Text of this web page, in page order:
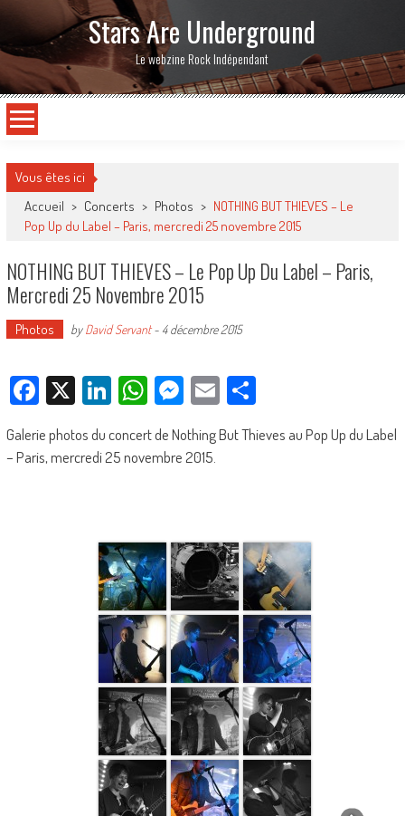
Stars Are Underground
Le webzine Rock Indépendant
Vous êtes ici
Accueil > Concerts > Photos > NOTHING BUT THIEVES – Le
Pop Up du Label – Paris, mercredi 25 novembre 2015
NOTHING BUT THIEVES – Le Pop Up Du Label – Paris,
Mercredi 25 Novembre 2015
Photos byDavid Servant- 4 décembre 2015
Facebook
X LinkedIn
WhatsApp
Messenger
EmailPartager
Galerie photos du concert de Nothing But Thieves au Pop Up du Label
– Paris, mercredi 25 novembre 2015.